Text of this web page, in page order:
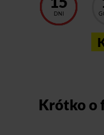
DNI
Krótko o